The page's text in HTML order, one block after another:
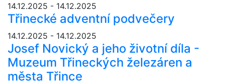
14.12.2025 - 14.12.2025
Třinecké adventní podvečery
14.12.2025 - 14.12.2025
Josef Novický a jeho životní díla -
Muzeum Třineckých železáren a
města Třince